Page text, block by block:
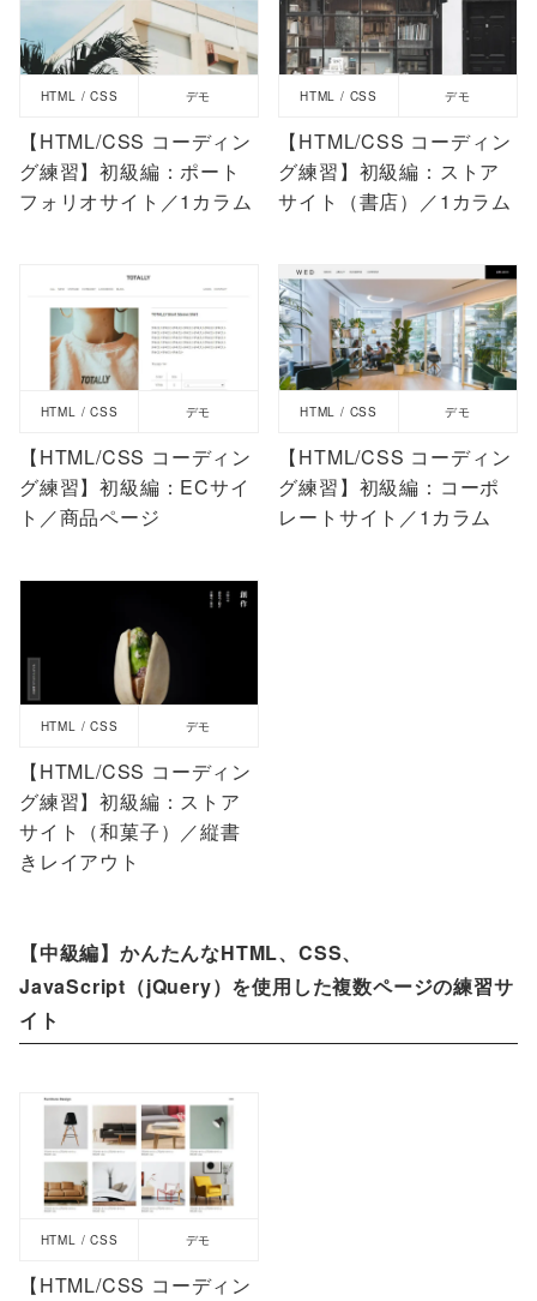
HTML / CSS デモ
【HTML/CSS コーディン
グ練習】初級編：ポート
フォリオサイト／1カラム
HTML / CSS デモ
【HTML/CSS コーディン
グ練習】初級編：ストア
サイト（書店）／1カラム
HTML / CSS デモ
【HTML/CSS コーディン
グ練習】初級編：ECサイ
ト／商品ページ
HTML / CSS デモ
【HTML/CSS コーディン
グ練習】初級編：コーポ
レートサイト／1カラム
HTML / CSS デモ
【HTML/CSS コーディン
グ練習】初級編：ストア
サイト（和菓子）／縦書
きレイアウト
【中級編】かんたんなHTML、CSS、
JavaScript（jQuery）を使用した複数ページの練習サ
イト
HTML / CSS デモ
【HTML/CSS コーディン